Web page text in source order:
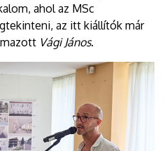
ahol az MSc
az itt kiállítók már
Vági János.